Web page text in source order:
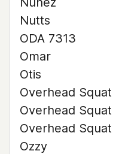
Nutts
ODA 7313
Omar
Otis
Overhead Squat
Overhead
Overhead
Ozzy